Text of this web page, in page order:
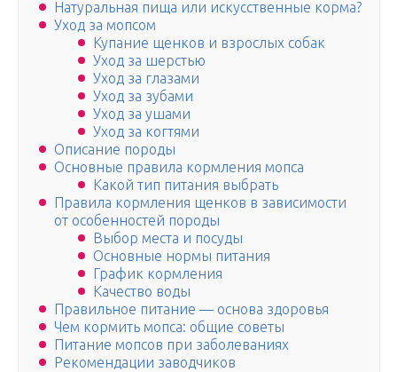
Натуральная пища или искусственные корма?
Уход за мопсом
Купание щенков и взрослых собак
Уход за шерстью
Уход за глазами
Уход за зубами
Уход за ушами
Уход за когтями
Описание породы
Основные правила кормления мопса
Какой тип питания выбрать
Правила кормления щенков в зависимости
от особенностей породы
Выбор места и посуды
Основные нормы питания
График кормления
Качество воды
Правильное питание — основа здоровья
Чем кормить мопса: общие советы
Питание мопсов при заболеваниях
Рекомендации заводчиков